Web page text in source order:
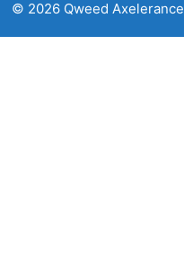
© 2026 Qweed Axelerance